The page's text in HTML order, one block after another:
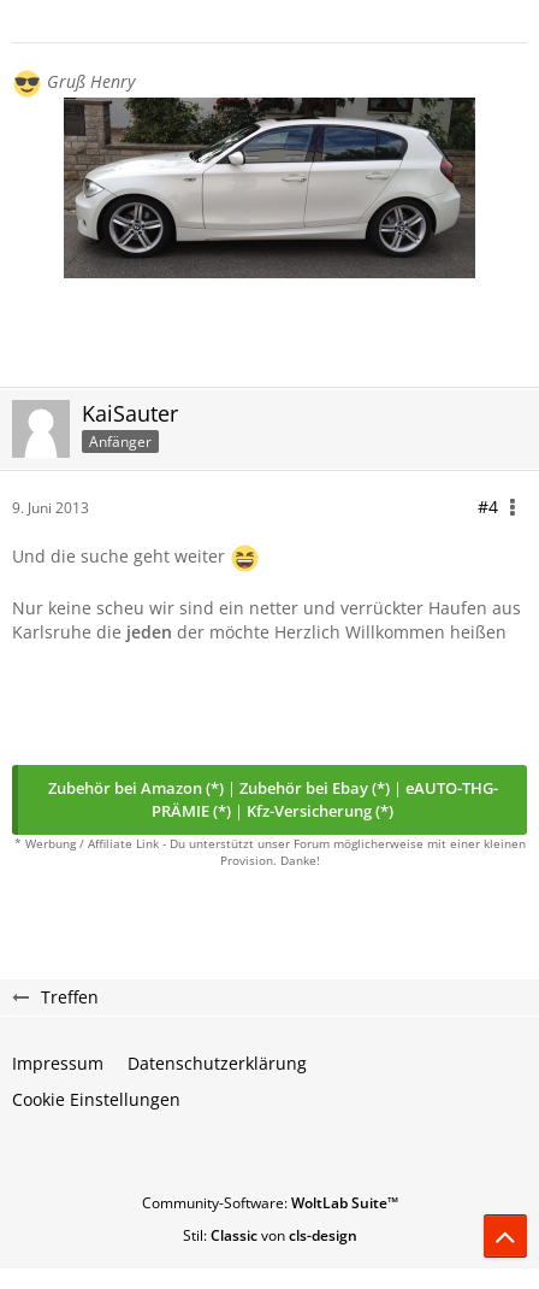
Gruß Henry
KaiSauter
Anfänger
9. Juni 2013 #4
Und die suche geht weiter
Nur keine scheu wir sind ein netter und verrückter Haufen aus
Karlsruhe die jeden der möchte Herzlich Willkommen heißen
Zubehör bei Amazon (*)| Zubehör bei Ebay (*)| eAUTO-THG-
PRÄMIE (*) | Kfz-Versicherung (*)
* Werbung / Affiliate Link - Du unterstützt unser Forum möglicherweise mit einer kleinen
Provision. Danke!
Treffen
Impressum
Datenschutzerklärung
Cookie Einstellungen
Community-Software:WoltLab Suite™
Stil:Classicvoncls-design